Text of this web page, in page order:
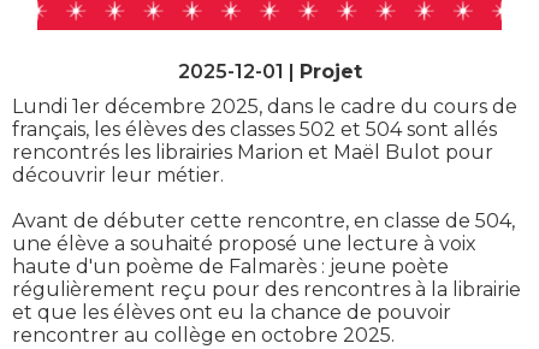
2025-12-01 | Projet
Lundi 1er décembre 2025, dans le cadre du cours de
français, les élèves des classes 502 et 504 sont allés
rencontrés les librairies Marion et Maël Bulot pour
découvrir leur métier.
Avant de débuter cette rencontre, en classe de 504,
une élève a souhaité proposé une lecture à voix
haute d'un poème de Falmarès : jeune poète
régulièrement reçu pour des rencontres à la librairie
et que les élèves ont eu la chance de pouvoir
rencontrer au collège en octobre 2025.